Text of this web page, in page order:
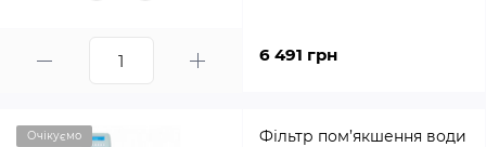
6 491 грн
Очікуємо
Фільтр пом’якшення води